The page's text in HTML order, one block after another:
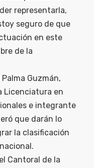
representarla,
seguro de que
en este
de la
Guzmán,
Licenciatura en
e integrante
que darán lo
la clasificación
Cantoral de la